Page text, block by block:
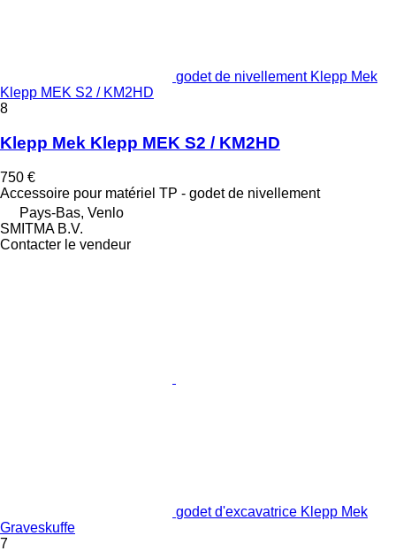
godet de nivellement Klepp Mek
Klepp MEK S2 / KM2HD
8
Klepp Mek Klepp MEK S2 / KM2HD
750 €
Accessoire pour matériel TP - godet de nivellement
Pays-Bas, Venlo
SMITMA B.V.
Contacter le vendeur
godet d'excavatrice Klepp Mek
Graveskuffe
7